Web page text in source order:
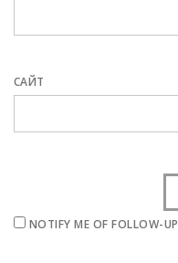
САЙТ
NOTIFY ME OF FOLLOW-